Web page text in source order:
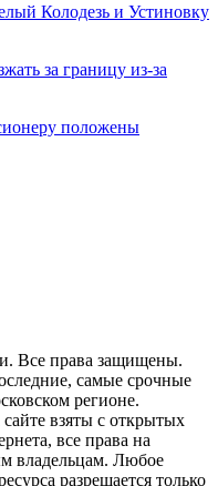
Колодезь и Устиновку
за границу из-за
положены
Все права защищены.
самые срочные
регионе.
взяты с открытых
все права на
владельцам. Любое
разрешается только